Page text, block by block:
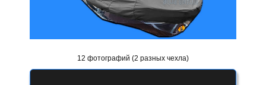
12 фотографий (2 разных чехла)